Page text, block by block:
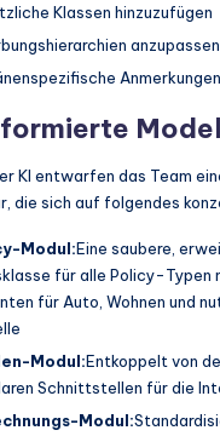
Klassen hinzuzufügen
anzupassen
KI entwarfen das Team
die sich auf folgendes
Modul:Eine saubere,
für alle Policy-Typen
für Auto, Wohnen und
Modul:Entkoppelt von
Schnittstellen für die
Modul: